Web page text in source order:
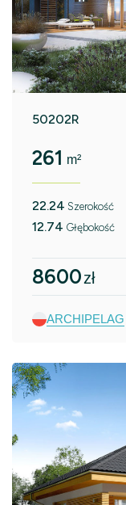
50202R
261 m²
22.24 Szerokość
12.74 Głębokość
8600zł
ARCHIPELAG